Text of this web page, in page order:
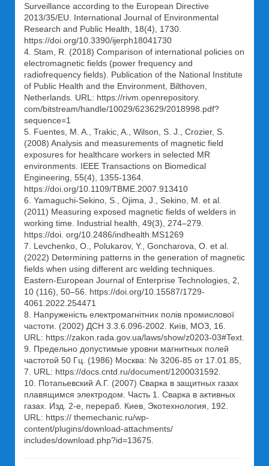
Surveillance according to the European Directive
2013/35/EU. International Journal of Environmental
Research and Public Health, 18(4), 1730.
https://doi.org/10.3390/ijerph18041730
4. Stam, R. (2018) Comparison of international policies on
electromagnetic fields (power frequency and
radiofrequency fields). Publication of the National Institute
of Public Health and the Environment, Bilthoven,
Netherlands. URL: https://rivm.openrepository.
com/bitstream/handle/10029/623629/2018998.pdf?
sequence=1
5. Fuentes, M. A., Trakic, A., Wilson, S. J., Crozier, S.
(2008) Analysis and measurements of magnetic field
exposures for healthcare workers in selected MR
environments. IEEE Transactions on Biomedical
Engineering, 55(4), 1355-1364.
https://doi.org/10.1109/TBME.2007.913410
6. Yamaguchi-Sekino, S., Ojima, J., Sekino, M. et al.
(2011) Measuring exposed magnetic fields of welders in
working time. Industrial health, 49(3), 274–279.
https://doi. org/10.2486/indhealth.MS1269
7. Levchenko, O., Polukarov, Y., Goncharova, O. et al.
(2022) Determining patterns in the generation of magnetic
fields when using different arc welding techniques.
Eastern-European Journal of Enterprise Technologies, 2,
10 (116), 50–56. https://doi.org/10.15587/1729-
4061.2022.254471
8. Напруженість електромагнітних полів промислової
частоти. (2002) ДСН 3.3.6.096-2002. Київ, МОЗ, 16.
URL: https://zakon.rada.gov.ua/laws/show/z0203-03#Text.
9. Предельно допустимые уровни магнитных полей
частотой 50 Гц. (1986) Москва: № 3206-85 от 17.01.85,
7. URL: https://docs.cntd.ru/document/1200031592.
10. Потапьевский А.Г. (2007) Сварка в защитных газах
плавящимся электродом. Часть 1. Сварка в активных
газах. Изд. 2-е, перераб. Киев, Экотехнология, 192.
URL: https:// themechanic.ru/wp-
content/plugins/download-attachments/
includes/download.php?id=13675.